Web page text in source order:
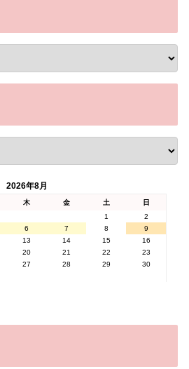
2026年8月
木 金 土
日
1
2
6 7 8
9
13 14 15
16
20 21 22
23
27 28 29
30